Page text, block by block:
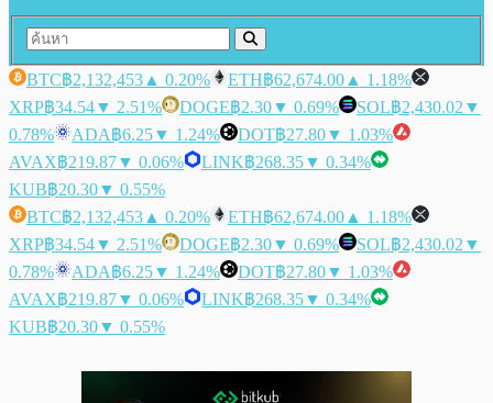
BTC฿2,132,453 ▲ 0.20% ETH฿62,674.00 ▲ 1.18%
XRP฿34.54▼ 2.51% DOGE฿2.30▼ 0.69% SOL฿2,430.02 ▼
0.78%
ADA฿6.25▼ 1.24% DOT฿27.80▼ 1.03%
AVAX฿219.87▼ 0.06% LINK฿268.35▼ 0.34%
KUB฿20.30▼ 0.55%
BTC฿2,132,453 ▲ 0.20% ETH฿62,674.00 ▲ 1.18%
XRP฿34.54▼ 2.51% DOGE฿2.30▼ 0.69% SOL฿2,430.02 ▼
0.78%
ADA฿6.25▼ 1.24% DOT฿27.80▼ 1.03%
AVAX฿219.87▼ 0.06% LINK฿268.35▼ 0.34%
KUB฿20.30▼ 0.55%